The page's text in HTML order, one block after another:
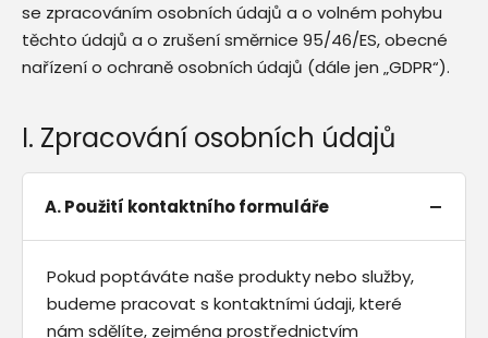
se zpracováním osobních údajů a o volném pohybu
těchto údajů a o zrušení směrnice 95/46/ES, obecné
nařízení o ochraně osobních údajů (dále jen „GDPR“).
I. Zpracování osobních údajů
A. Použití kontaktního formuláře
Pokud poptáváte naše produkty nebo služby,
budeme pracovat s kontaktními údaji, které
nám sdělíte, zejména prostřednictvím